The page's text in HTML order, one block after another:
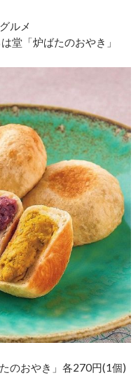
ルメ
堂「炉ばたのおやき」
のおやき」各270円(1個)